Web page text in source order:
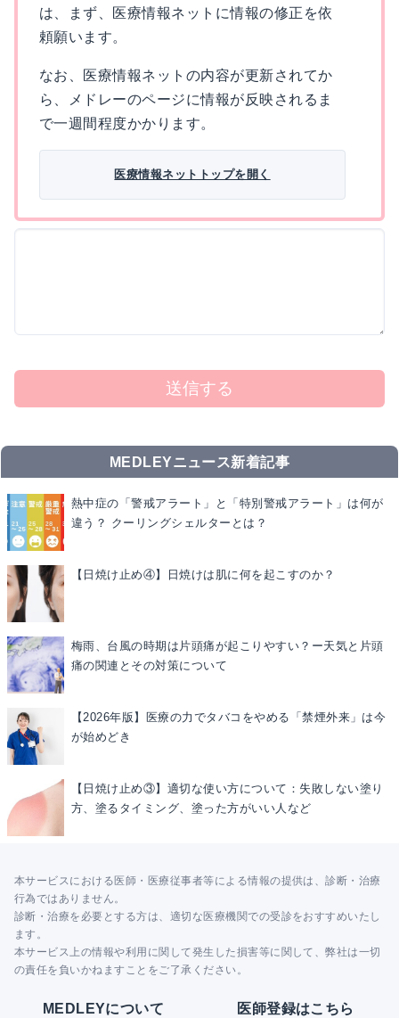
は、まず、医療情報ネットに情報の修正を依
頼願います。
なお、医療情報ネットの内容が更新されてか
ら、メドレーのページに情報が反映されるま
で一週間程度かかります。
医療情報ネットトップを開く
送信する
MEDLEYニュース新着記事
熱中症の「警戒アラート」と「特別警戒アラート」は何が
違う？ クーリングシェルターとは？
【日焼け止め④】日焼けは肌に何を起こすのか？
梅雨、台風の時期は片頭痛が起こりやすい？ー天気と片頭
痛の関連とその対策について
【2026年版】医療の力でタバコをやめる「禁煙外来」は今
が始めどき
【日焼け止め③】適切な使い方について：失敗しない塗り
方、塗るタイミング、塗った方がいい人など
本サービスにおける医師・医療従事者等による情報の提供は、診断・治療
行為ではありません。
診断・治療を必要とする方は、適切な医療機関での受診をおすすめいたし
ます。
本サービス上の情報や利用に関して発生した損害等に関して、弊社は一切
の責任を負いかねますことをご了承ください。
MEDLEYについて 医師登録はこちら